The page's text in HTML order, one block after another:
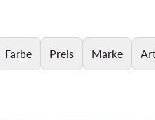
Farbe Preis Marke